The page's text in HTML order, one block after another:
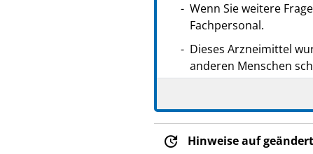
Wenn Sie weitere
Fachpersonal.
Dieses Arzneimittel
anderen Menschen
Wenn Sie
Fachpersonal. Dies
Abschnitt 4.
Hinweise auf